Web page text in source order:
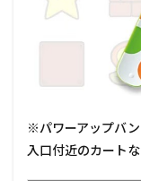
※パワーアップバ
入口付近のカート